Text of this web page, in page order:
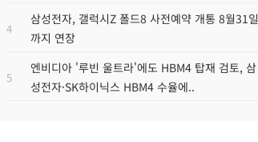
4
삼성전자, 갤럭시Z 폴드8 사전예약 개통 8월31일
까지 연장
5
엔비디아 '루빈 울트라'에도 HBM4 탑재 검토, 삼
성전자·SK하이닉스 HBM4 수율에..